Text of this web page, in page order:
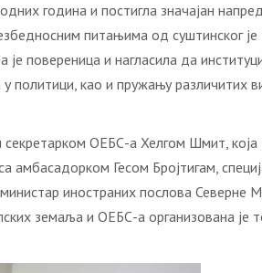
година и постигла значајан
питањима од суштинског је
повереница и нагласила да
политици, као и пружању различитих
секретарком ОЕБС-а Хелгом Шмит, која
амбасадорком Гесом Бројтигам,
иностраних послова Северне
земаља и ОЕБС-а организована је